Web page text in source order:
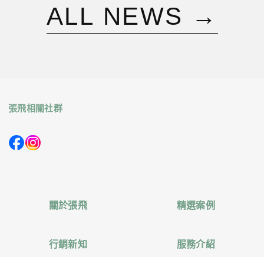
ALL NEWS →
張飛相關社群
關於張飛 精選案例
行銷新知 服務介紹